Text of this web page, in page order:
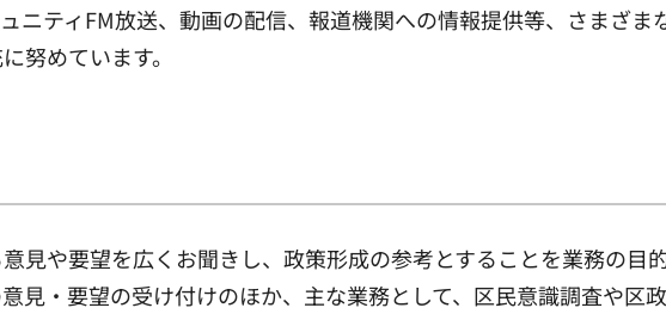
ニティFM放送、動画の配信、報道機関への情報提供等、さまざ
努めています。
見や要望を広くお聞きし、政策形成の参考とすることを業務の目
見・要望の受け付けのほか、主な業務として、区民意識調査や区